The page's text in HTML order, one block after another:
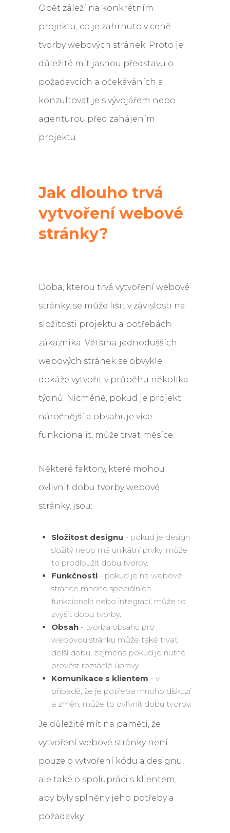
Opět záleží na konkrétním
projektu, co je zahrnuto v ceně
tvorby webových stránek. Proto je
důležité mít jasnou představu o
požadavcích a očekáváních a
konzultovat je s vývojářem nebo
agenturou před zahájením
projektu.
Jak dlouho trvá
vytvoření webové
stránky?
Doba, kterou trvá vytvoření webové
stránky, se může lišit v závislosti na
složitosti projektu a potřebách
zákazníka. Většina jednodušších
webových stránek se obvykle
dokáže vytvořit v průběhu několika
týdnů. Nicméně, pokud je projekt
náročnější a obsahuje více
funkcionalit, může trvat měsíce.
Některé faktory, které mohou
ovlivnit dobu tvorby webové
stránky, jsou:
Složitost designu - pokud je design
složitý nebo má unikátní prvky, může
to prodloužit dobu tvorby.
Funkčnosti- pokud je na webové
stránce mnoho speciálních
funkcionalit nebo integrací, může to
zvýšit dobu tvorby.
Obsah- tvorba obsahu pro
webovou stránku může také trvat
delší dobu, zejména pokud je nutné
provést rozsáhlé úpravy.
Komunikace s klientem - v
případě, že je potřeba mnoho diskuzí
a změn, může to ovlivnit dobu tvorby.
Je důležité mít na paměti, že
vytvoření webové stránky není
pouze o vytvoření kódu a designu,
ale také o spolupráci s klientem,
aby byly splněny jeho potřeby a
požadavky.